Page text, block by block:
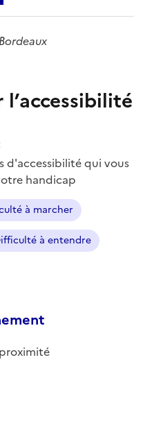
d'accessibilité qui vous
handicap
à marcher
à entendre